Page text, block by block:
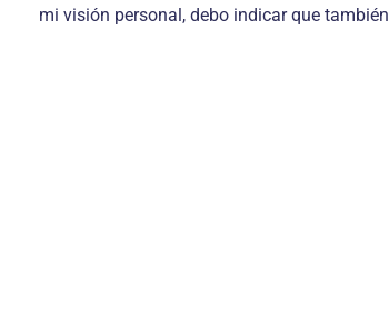
mi visión personal, debo indicar que